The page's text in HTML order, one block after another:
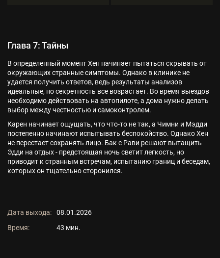
Глава 7: Тайны
В определенный момент Хен начинает пытаться скрывать от
окружающих странные симптомы. Однако в клинике не
удается получить ответов, ведь результаты анализов
идеальные, но секретность все возрастает. Во время выездов
необходимо действовать на автопилоте, а дома нужно делать
выбор между честностью и самоконтролем.
Карен начинает ощущать, что что-то не так, а Чимни и Мэдди
постепенно начинают испытывать беспокойство. Однако Хен
не перестает сохранять лицо. Бак с Рави решают вытащить
Эдди на отдых - предстоящая ночь светит легкость, но
приводит к странным встречам, испытанию границ и беседам,
которых он тщательно сторонился.
Дата выхода:
08.01.2026
Время:
43 мин.